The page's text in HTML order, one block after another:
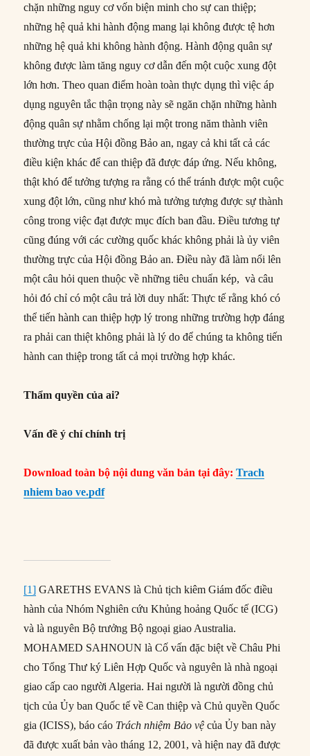
chặn những nguy cơ vốn biện minh cho sự can thiệp;
những hệ quả khi hành động mang lại không được tệ hơn
những hệ quả khi không hành động. Hành động quân sự
không được làm tăng nguy cơ dẫn đến một cuộc xung đột
lớn hơn. Theo quan điểm hoàn toàn thực dụng thì việc áp
dụng nguyên tắc thận trọng này sẽ ngăn chặn những hành
động quân sự nhằm chống lại một trong năm thành viên
thường trực của Hội đồng Bảo an, ngay cả khi tất cả các
điều kiện khác để can thiệp đã được đáp ứng. Nếu không,
thật khó để tưởng tượng ra rằng có thể tránh được một cuộc
xung đột lớn, cũng như khó mà tưởng tượng được sự thành
công trong việc đạt được mục đích ban đầu. Điều tương tự
cũng đúng với các cường quốc khác không phải là ủy viên
thường trực của Hội đồng Bảo an. Điều này đã làm nổi lên
một câu hỏi quen thuộc về những tiêu chuẩn kép, và câu
hỏi đó chỉ có một câu trả lời duy nhất: Thực tế rằng khó có
thể tiến hành can thiệp hợp lý trong những trường hợp đáng
ra phải can thiệt không phải là lý do để chúng ta không tiến
hành can thiệp trong tất cả mọi trường hợp khác.
Thẩm quyền của ai?
Vấn đề ý chí chính trị
Download toàn bộ nội dung văn bản tại đây: Trach
nhiem bao ve.pdf
[1] GARETHS EVANS là Chủ tịch kiêm Giám đốc điều
hành của Nhóm Nghiên cứu Khủng hoảng Quốc tế (ICG)
và là nguyên Bộ trưởng Bộ ngoại giao Australia.
MOHAMED SAHNOUN là Cố vấn đặc biệt về Châu Phi
cho Tổng Thư ký Liên Hợp Quốc và nguyên là nhà ngoại
giao cấp cao người Algeria. Hai người là người đồng chủ
tịch của Ủy ban Quốc tế về Can thiệp và Chủ quyền Quốc
gia (ICISS), báo cáo Trách nhiệm Bảo vệcủa Ủy ban này
đã được xuất bản vào tháng 12, 2001, và hiện nay đã được